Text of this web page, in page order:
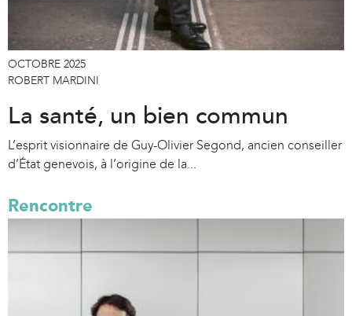
OCTOBRE 2025
ROBERT MARDINI
La santé, un bien commun
L’esprit visionnaire de Guy-Olivier Segond, ancien conseiller
d’État genevois, à l’origine de la...
Rencontre